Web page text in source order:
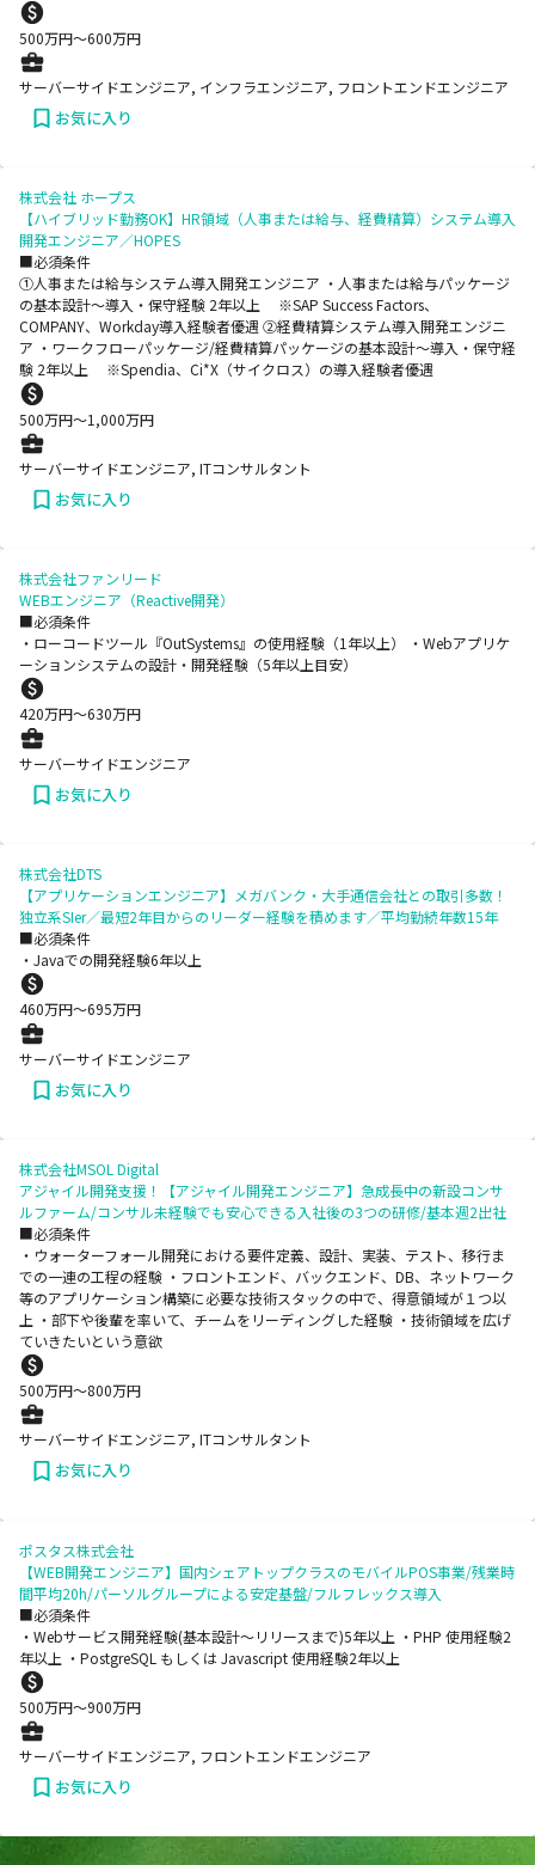
500万円〜600万円
サーバーサイドエンジニア, インフラエンジニア, フロントエンドエンジニア
お気に入り
株式会社 ホープス
【ハイブリッド勤務OK】HR領域（人事または給与、経費精算）システム導入
開発エンジニア／HOPES
■必須条件
➀人事または給与システム導入開発エンジニア ・人事または給与パッケージ
の基本設計～導入・保守経験 2年以上 ※SAP Success Factors、
COMPANY、Workday導入経験者優遇 ➁経費精算システム導入開発エンジニ
ア ・ワークフローパッケージ/経費精算パッケージの基本設計～導入・保守経
験 2年以上 ※Spendia、Ci*X（サイクロス）の導入経験者優遇
500万円〜1,000万円
サーバーサイドエンジニア, ITコンサルタント
お気に入り
株式会社ファンリード
WEBエンジニア（Reactive開発）
■必須条件
・ローコードツール『OutSystems』の使用経験（1年以上） ・Webアプリケ
ーションシステムの設計・開発経験（5年以上目安）
420万円〜630万円
サーバーサイドエンジニア
お気に入り
株式会社DTS
【アプリケーションエンジニア】メガバンク・大手通信会社との取引多数！
独立系SIer／最短2年目からのリーダー経験を積めます／平均勤続年数15年
■必須条件
・Javaでの開発経験6年以上
460万円〜695万円
サーバーサイドエンジニア
お気に入り
株式会社MSOL Digital
アジャイル開発支援！【アジャイル開発エンジニア】急成長中の新設コンサ
ルファーム/コンサル未経験でも安心できる入社後の3つの研修/基本週2出社
■必須条件
・ウォーターフォール開発における要件定義、設計、実装、テスト、移行ま
での一連の工程の経験 ・フロントエンド、バックエンド、DB、ネットワーク
等のアプリケーション構築に必要な技術スタックの中で、得意領域が１つ以
上 ・部下や後輩を率いて、チームをリーディングした経験 ・技術領域を広げ
ていきたいという意欲
500万円〜800万円
サーバーサイドエンジニア, ITコンサルタント
お気に入り
ポスタス株式会社
【WEB開発エンジニア】国内シェアトップクラスのモバイルPOS事業/残業時
間平均20h/パーソルグループによる安定基盤/フルフレックス導入
■必須条件
・Webサービス開発経験(基本設計〜リリースまで)5年以上 ・PHP 使用経験2
年以上 ・PostgreSQL もしくは Javascript 使用経験2年以上
500万円〜900万円
サーバーサイドエンジニア, フロントエンドエンジニア
お気に入り